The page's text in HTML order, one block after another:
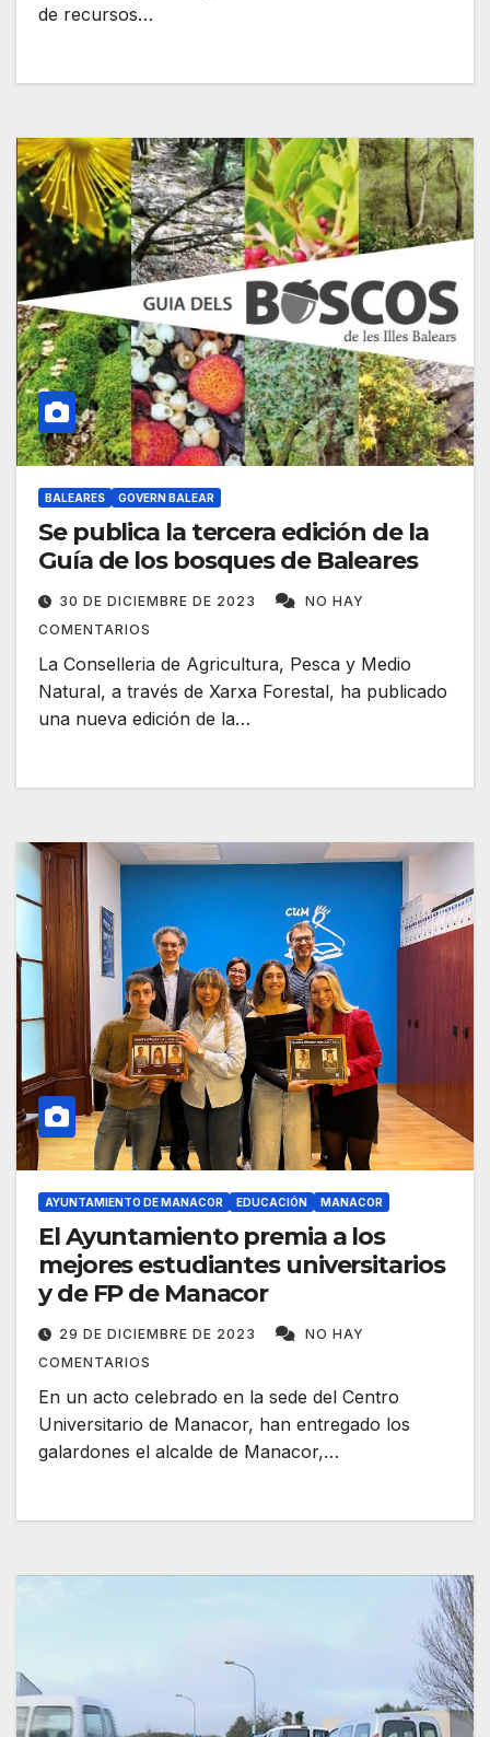
de recursos…
BALEARES GOVERN BALEAR
Se publica la tercera edición de la
Guía de los bosques de Baleares
30 DE DICIEMBRE DE 2023
NO HAY
COMENTARIOS
La Conselleria de Agricultura, Pesca y Medio
Natural, a través de Xarxa Forestal, ha publicado
una nueva edición de la…
AYUNTAMIENTO DE MANACOR EDUCACIÓN MANACOR
El Ayuntamiento premia a los
mejores estudiantes universitarios
y de FP de Manacor
29 DE DICIEMBRE DE 2023
NO HAY
COMENTARIOS
En un acto celebrado en la sede del Centro
Universitario de Manacor, han entregado los
galardones el alcalde de Manacor,…